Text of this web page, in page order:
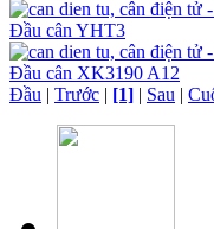
Đầu cân YHT3
Đầu cân XK3190 A12
Đầu | Trước | [1] | Sau |